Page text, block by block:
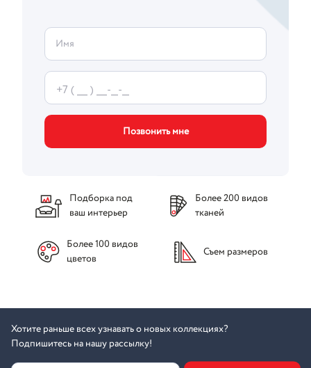
Имя
Позвонить мне
Подборка под
ваш интерьер
Более 200 видов
тканей
Более 100 видов
цветов
Съем размеров
Хотите раньше всех узнавать о новых коллекциях?
Подпишитесь на нашу рассылку!